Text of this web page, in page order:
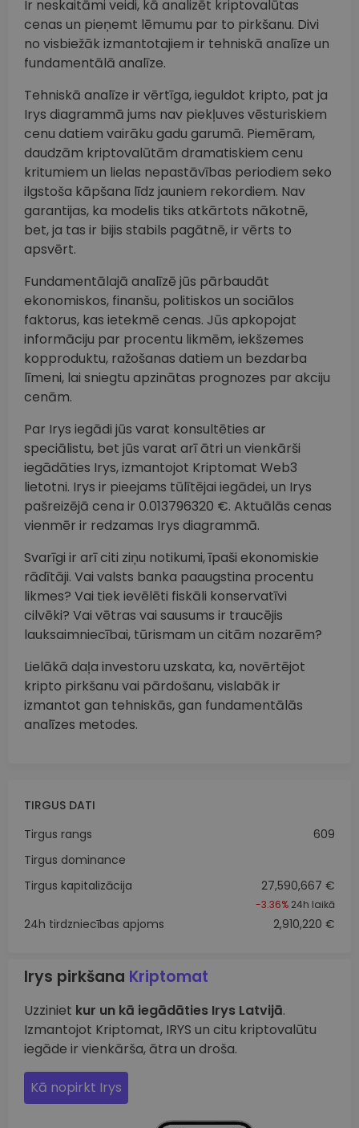
Ir neskaitāmi veidi, kā analizēt kriptovalūtas
cenas un pieņemt lēmumu par to pirkšanu. Divi
no visbiežāk izmantotajiem ir tehniskā analīze un
fundamentālā analīze.
Tehniskā analīze ir vērtīga, ieguldot kripto, pat ja
Irys diagrammā jums nav piekļuves vēsturiskiem
cenu datiem vairāku gadu garumā. Piemēram,
daudzām kriptovalūtām dramatiskiem cenu
kritumiem un lielas nepastāvības periodiem seko
ilgstoša kāpšana līdz jauniem rekordiem. Nav
garantijas, ka modelis tiks atkārtots nākotnē,
bet, ja tas ir bijis stabils pagātnē, ir vērts to
apsvērt.
Fundamentālajā analīzē jūs pārbaudāt
ekonomiskos, finanšu, politiskos un sociālos
faktorus, kas ietekmē cenas. Jūs apkopojat
informāciju par procentu likmēm, iekšzemes
kopproduktu, ražošanas datiem un bezdarba
līmeni, lai sniegtu apzinātas prognozes par akciju
cenām.
Par Irys iegādi jūs varat konsultēties ar
speciālistu, bet jūs varat arī ātri un vienkārši
iegādāties Irys, izmantojot Kriptomat Web3
lietotni. Irys ir pieejams tūlītējai iegādei, un Irys
pašreizējā cena ir 0.013796320 €. Aktuālās cenas
vienmēr ir redzamas Irys diagrammā.
Svarīgi ir arī citi ziņu notikumi, īpaši ekonomiskie
rādītāji. Vai valsts banka paaugstina procentu
likmes? Vai tiek ievēlēti fiskāli konservatīvi
cilvēki? Vai vētras vai sausums ir traucējis
lauksaimniecībai, tūrismam un citām nozarēm?
Lielākā daļa investoru uzskata, ka, novērtējot
kripto pirkšanu vai pārdošanu, vislabāk ir
izmantot gan tehniskās, gan fundamentālās
analīzes metodes.
TIRGUS DATI
Tirgus rangs
609
Tirgus dominance
Tirgus kapitalizācija
27,590,667 €
-3.36% 24h laikā
24h tirdzniecības apjoms 2,910,220 €
Irys pirkšana Kriptomat
Uzziniet kur un kā iegādāties Irys Latvijā.
Izmantojot Kriptomat, IRYS un citu kriptovalūtu
iegāde ir vienkārša, ātra un droša.
Kā nopirkt Irys